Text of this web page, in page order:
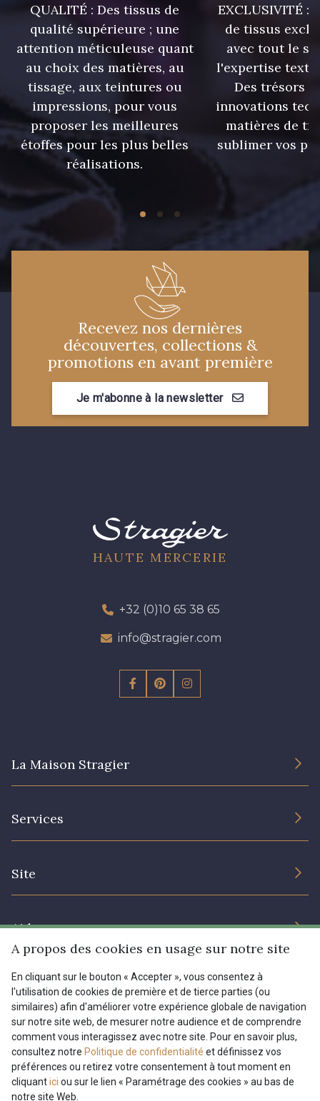
QUALITÉ : Des tissus de
qualité supérieure ; une
attention méticuleuse quant
au choix des matières, au
tissage, aux teintures ou
impressions, pour vous
proposer les meilleures
étoffes pour les plus belles
réalisations.
EXCLUSIVITÉ :
de tissus
avec tout le
l'expertise
Des trésors
innovations
matières de
sublimer vos
Recevez nos dernières
découvertes, collections &
promotions en avant première
Je m'abonne à la newsletter
HAUTE MERCERIE
+32 (0)10 65 38 65
info@stragier.com
La Maison Stragier
Services
Site
Prix réduits
Magazine
Aide
Livraison : France, Belgique, International
Retours & réclamations
FAQ - Questions fréquentes
Modes de paiements
Menu
Tous nos tissus
Magazine
FR EN
A propos des cookies en usage sur notre site
En cliquant sur le bouton « Accepter », vous consentez à
l'utilisation de cookies de première et de tierce parties (ou
similaires) afin d'améliorer votre expérience globale de navigation
sur notre site web, de mesurer notre audience et de comprendre
comment vous interagissez avec notre site. Pour en savoir plus,
consultez notre Politique de confidentialité et définissez vos
préférences ou retirez votre consentement à tout moment en
cliquantici ou sur le lien « Paramétrage des cookies » au bas de
notre site Web.